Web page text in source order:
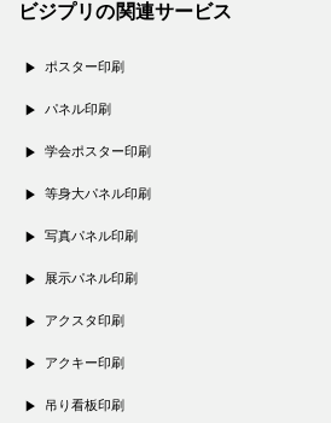
ビジプリの関連サービス
ポスター印刷
パネル印刷
学会ポスター印刷
等身大パネル印刷
写真パネル印刷
展示パネル印刷
アクスタ印刷
アクキー印刷
吊り看板印刷